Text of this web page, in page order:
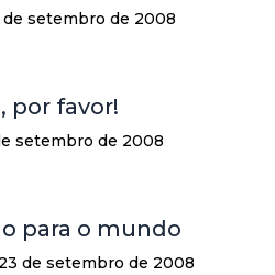
de setembro de 2008
por favor!
setembro de 2008
para o mundo
23 de setembro de 2008